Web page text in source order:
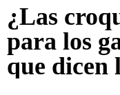
¿Las
para los
que dicen